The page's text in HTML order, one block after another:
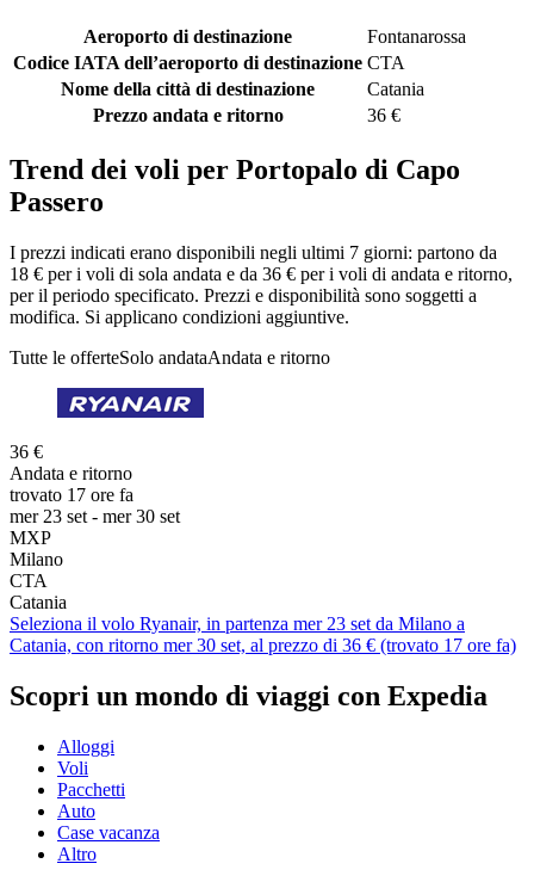
Aeroporto di destinazione
Fontanarossa
Codice IATA dell’aeroporto di destinazione CTA
Nome della città di destinazione
Catania
Prezzo andata e ritorno
36 €
Trend dei voli per Portopalo di Capo
Passero
I prezzi indicati erano disponibili negli ultimi 7 giorni: partono da
18 € per i voli di sola andata e da 36 € per i voli di andata e ritorno,
per il periodo specificato. Prezzi e disponibilità sono soggetti a
modifica. Si applicano condizioni aggiuntive.
Tutte le offerteSolo andataAndata e ritorno
36 €
Andata e ritorno
trovato 17 ore fa
mer 23 set - mer 30 set
MXP
Milano
CTA
Catania
Seleziona il volo Ryanair, in partenza mer 23 set da Milano a
Catania, con ritorno mer 30 set, al prezzo di 36 € (trovato 17 ore fa)
Scopri un mondo di viaggi con Expedia
Alloggi
Voli
Pacchetti
Auto
Case vacanza
Altro